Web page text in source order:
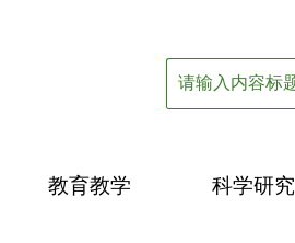
教育教学 科学研究